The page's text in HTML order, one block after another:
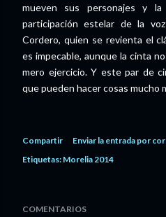
mueven sus personajes y
participación estelar de la
Cordero, quien se revienta el
es impecable, aunque la cinta
mero ejercicio. Y este par de
que pueden hacer cosas mucho
Compartir
Enviar la entrada por
Etiquetas: Morelia 2014
COMENTARIOS